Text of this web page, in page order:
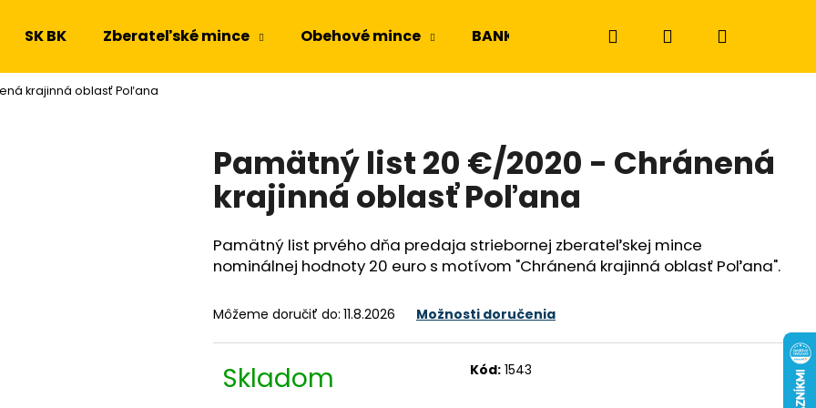
SK BK Zberateľské mince Obehové mince BANKOVKY NGC a PMG Odznaky a
HľadaťPrihlásenieNákupný
krajinná oblasť Poľana
Pamätný list 20 €/2020 - Chránená
krajinná oblasť Poľana
Pamätný list prvého dňa predaja striebornej zberateľskej mince
nominálnej hodnoty 20 euro s motívom "Chránená krajinná oblasť Poľana".
Môžeme doručiť do: 11.8.2026 Možnosti doručenia
Skladom Kód: 1543
Čo potrebujete nájsť?
HĽADAŤ